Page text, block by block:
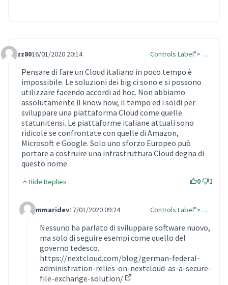
Comment Label
zz8016/01/2020 20:14 Controls Label"> …
Pensare di fare un Cloud italiano in poco tempo è
impossibile. Le soluzioni dei big ci sono e si possono
utilizzare facendo accordi ad hoc. Non abbiamo
assolutamente il know how, il tempo ed i soldi per
sviluppare una piattaforma Cloud come quelle
statunitensi. Le piattaforme italiane attuali sono
ridicole se confrontate con quelle di Amazon,
Microsoft e Google. Solo uno sforzo Europeo può
portare a costruire una infrastruttura Cloud degna di
questo nome
Hide Replies 0 1
Comment Label Reply
mmaridev17/01/2020 09:24 Controls Label"> …
Nessuno ha parlato di sviluppare software nuovo,
ma solo di seguire esempi come quello del
governo tedesco.
https://nextcloud.com/blog/german-federal-
administration-relies-on-nextcloud-as-a-secure-
file-exchange-solution/